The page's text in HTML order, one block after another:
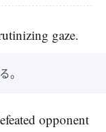
gaze.
。
opponent